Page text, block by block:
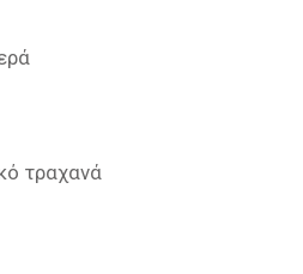
τραχανά